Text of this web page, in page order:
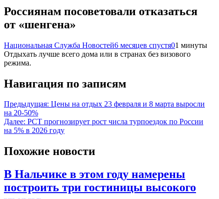
Россиянам посоветовали отказаться
от «шенгена»
Национальная Служба Новостей6 месяцев спустя01 минуты
Отдыхать лучше всего дома или в странах без визового
режима.
Навигация по записям
Предыдущая: Цены на отдых 23 февраля и 8 марта выросли
на 20-50%
Далее: РСТ прогнозирует рост числа турпоездок по России
на 5% в 2026 году
Похожие новости
В Нальчике в этом году намерены
построить три гостиницы высокого